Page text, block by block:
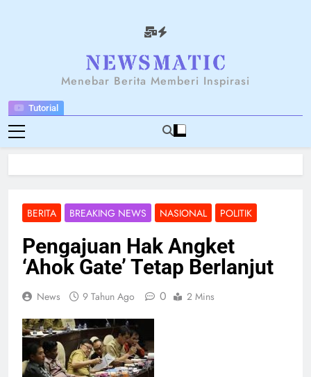
Tutorial
NEWSANTARA
Menebar Berita Memberi Inspirasi
BERITA BREAKING NEWS NASIONAL POLITIK
Pengajuan Hak Angket
‘Ahok Gate’ Tetap Berlanjut
News 9 Tahun Ago 0 2 Mins